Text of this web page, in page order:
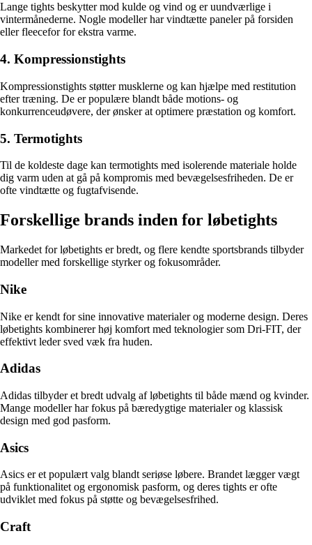
Lange tights beskytter mod kulde og vind og er uundværlige i
vintermånederne. Nogle modeller har vindtætte paneler på forsiden
eller fleecefor for ekstra varme.
4. Kompressionstights
Kompressionstights støtter musklerne og kan hjælpe med restitution
efter træning. De er populære blandt både motions- og
konkurrenceudøvere, der ønsker at optimere præstation og komfort.
5. Termotights
Til de koldeste dage kan termotights med isolerende materiale holde
dig varm uden at gå på kompromis med bevægelsesfriheden. De er
ofte vindtætte og fugtafvisende.
Forskellige brands inden for løbetights
Markedet for løbetights er bredt, og flere kendte sportsbrands tilbyder
modeller med forskellige styrker og fokusområder.
Nike
Nike er kendt for sine innovative materialer og moderne design. Deres
løbetights kombinerer høj komfort med teknologier som Dri-FIT, der
effektivt leder sved væk fra huden.
Adidas
Adidas tilbyder et bredt udvalg af løbetights til både mænd og kvinder.
Mange modeller har fokus på bæredygtige materialer og klassisk
design med god pasform.
Asics
Asics er et populært valg blandt seriøse løbere. Brandet lægger vægt
på funktionalitet og ergonomisk pasform, og deres tights er ofte
udviklet med fokus på støtte og bevægelsesfrihed.
Craft